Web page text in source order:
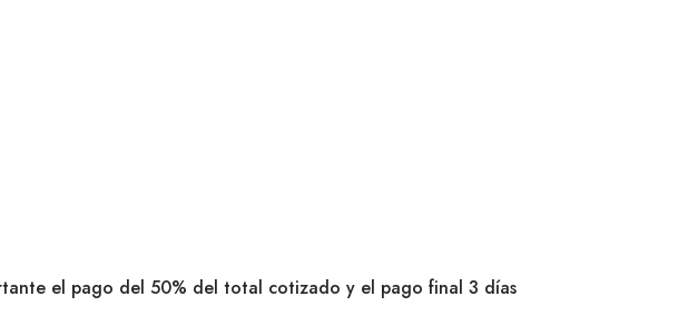
el pago del 50% del total cotizado y el pago final 3 días